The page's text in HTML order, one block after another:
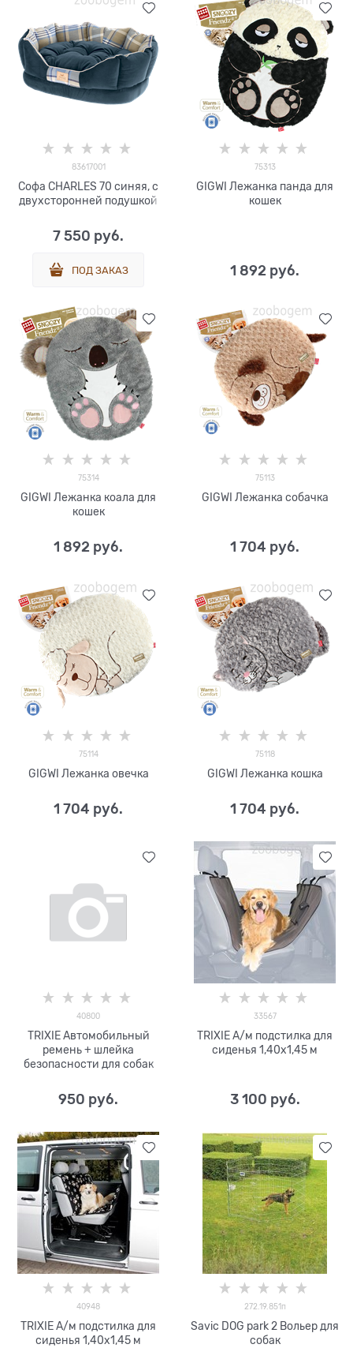
83617001
Софа CHARLES 70 синяя, с
двухсторонней подушкой
7 550 руб.
ПОД ЗАКАЗ
75313
GIGWI Лежанка панда для
кошек
1 892 руб.
75314
GIGWI Лежанка коала для
кошек
1 892 руб.
75113
GIGWI Лежанка собачка
1 704 руб.
75114
GIGWI Лежанка овечка
1 704 руб.
75118
GIGWI Лежанка кошка
1 704 руб.
40800
TRIXIE Автомобильный
ремень + шлейка
безопасности для собак
950 руб.
33567
TRIXIE А/м подстилка для
сиденья 1,40х1,45 м
3 100 руб.
40948
TRIXIE А/м подстилка для
сиденья 1,40х1,45 м
272.19.851п
Savic DOG park 2 Вольер для
собак